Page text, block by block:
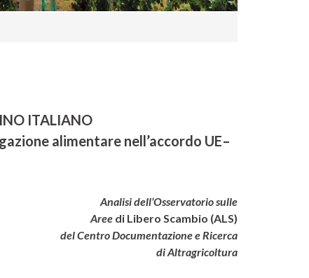
ITALIANO
alimentare nell’accordo UE–
Analisi dell’Osservatorio sulle
Aree di Libero Scambio (ALS)
del Centro Documentazione e Ricerca
di Altragricoltura